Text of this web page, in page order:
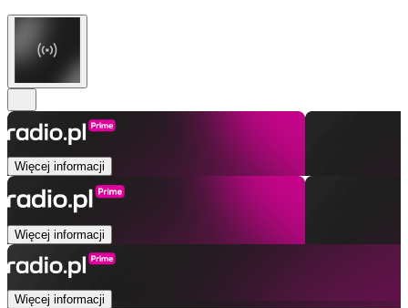
Więcej informacji
Więcej informacji
Więcej informacji